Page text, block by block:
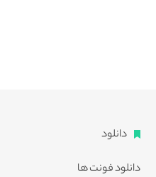
دانلود
دانلود فونت ها